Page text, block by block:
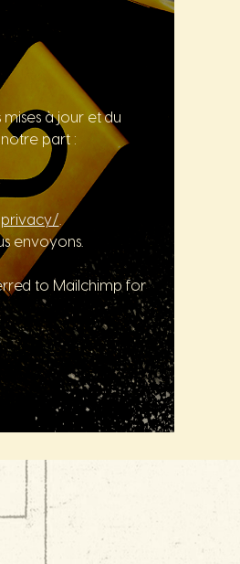
à jour et du
part :
envoyons.
to Mailchimp for